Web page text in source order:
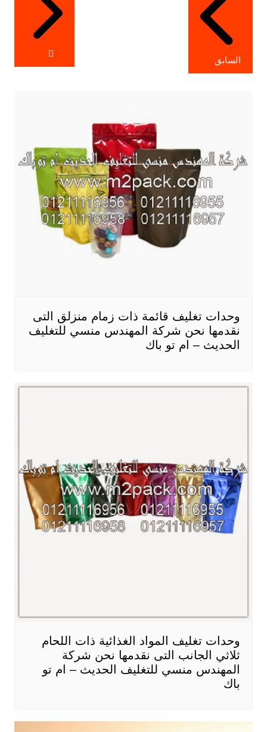
السابق
وحدات تغليف قائمة ذات زمام منزلق التى
نقدمها نحن شركة المهندس منسي للتغليف
الحديث – ام تو باك
وحدات تغليف المواد الغذائية ذات اللحام
ثلاثي الجانب التى نقدمها نحن شركة
المهندس منسي للتغليف الحديث – ام تو
باك